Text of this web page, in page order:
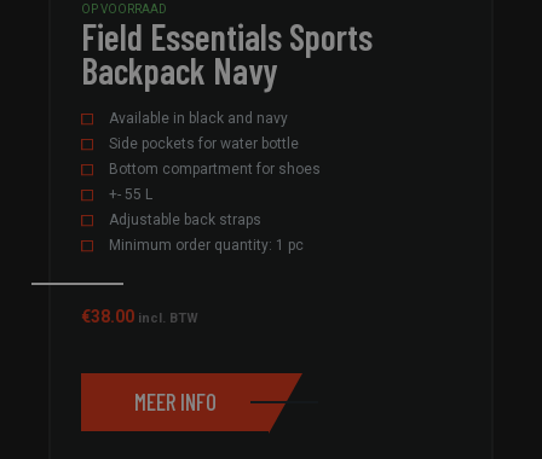
OP VOORRAAD
Field Essentials Sports
Backpack Navy
Available in black and navy
Side pockets for water bottle
Bottom compartment for shoes
+- 55 L
Adjustable back straps
Minimum order quantity: 1 pc
€38.00 incl. BTW
MEER INFO